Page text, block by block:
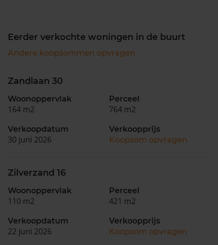
Eerder verkochte woningen in de buurt
Andere koopsommen opvragen
Zandlaan 30
Woonoppervlak
164 m2
Perceel
764 m2
Verkoopdatum
30 juni 2026
Verkoopprijs
Koopsom opvragen
Zilverzand 16
Woonoppervlak
110 m2
Perceel
421 m2
Verkoopdatum
22 juni 2026
Verkoopprijs
Koopsom opvragen